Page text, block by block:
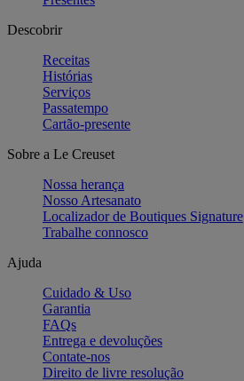
Descobrir
Receitas
Histórias
Serviços
Passatempo
Cartão-presente
Sobre a Le Creuset
Nossa herança
Nosso Artesanato
Localizador de Boutiques Signature
Trabalhe connosco
Ajuda
Cuidado & Uso
Garantia
FAQs
Entrega e devoluções
Contate-nos
Direito de livre resolução